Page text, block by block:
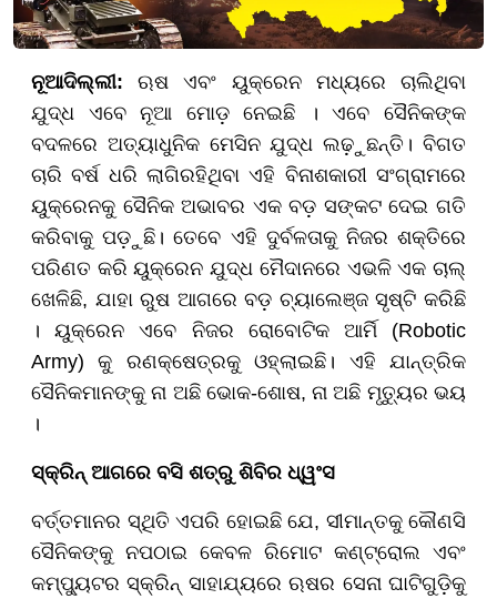
ନୂଆଦିଲ୍ଲୀ: ଋଷ ଏବଂ ୟୁକ୍ରେନ ମଧ୍ୟରେ ଚାଲିଥିବା
ଯୁଦ୍ଧ ଏବେ ନୂଆ ମୋଡ଼ ନେଇଛି । ଏବେ ସୈନିକଙ୍କ
ବଦଳରେ ଅତ୍ୟାଧୁନିକ ମେସିନ ଯୁଦ୍ଧ ଲଢ଼ୁଛନ୍ତି। ବିଗତ
ଚାରି ବର୍ଷ ଧରି ଲାଗିରହିଥିବା ଏହି ବିନାଶକାରୀ ସଂଗ୍ରାମରେ
ୟୁକ୍ରେନକୁ ସୈନିକ ଅଭାବର ଏକ ବଡ଼ ସଙ୍କଟ ଦେଇ ଗତି
କରିବାକୁ ପଡ଼ୁଛି। ତେବେ ଏହି ଦୁର୍ବଳତାକୁ ନିଜର ଶକ୍ତିରେ
ପରିଣତ କରି ୟୁକ୍ରେନ ଯୁଦ୍ଧ ମୈଦାନରେ ଏଭଳି ଏକ ଚାଲ୍
ଖେଳିଛି, ଯାହା ରୁଷ ଆଗରେ ବଡ଼ ଚ୍ୟାଲେଞ୍ଜ ସୃଷ୍ଟି କରିଛି
। ୟୁକ୍ରେନ ଏବେ ନିଜର ରୋବୋଟିକ ଆର୍ମି (Robotic
Army) କୁ ରଣକ୍ଷେତ୍ରକୁ ଓହ୍ଲାଇଛି। ଏହି ଯାନ୍ତ୍ରିକ
ସୈନିକମାନଙ୍କୁ ନା ଅଛି ଭୋକ-ଶୋଷ, ନା ଅଛି ମୃତ୍ୟୁର ଭୟ
।
ସ୍କ୍ରିନ୍ ଆଗରେ ବସି ଶତ୍ରୁ ଶିବିର ଧ୍ୱଂସ
ବର୍ତ୍ତମାନର ସ୍ଥିତି ଏପରି ହୋଇଛି ଯେ, ସୀମାନ୍ତକୁ କୌଣସି
ସୈନିକଙ୍କୁ ନପଠାଇ କେବଳ ରିମୋଟ କଣ୍ଟ୍ରୋଲ ଏବଂ
କମ୍ପ୍ୟୁଟର ସ୍କ୍ରିନ୍ ସାହାଯ୍ୟରେ ଋଷର ସେନା ଘାଟିଗୁଡ଼ିକୁ